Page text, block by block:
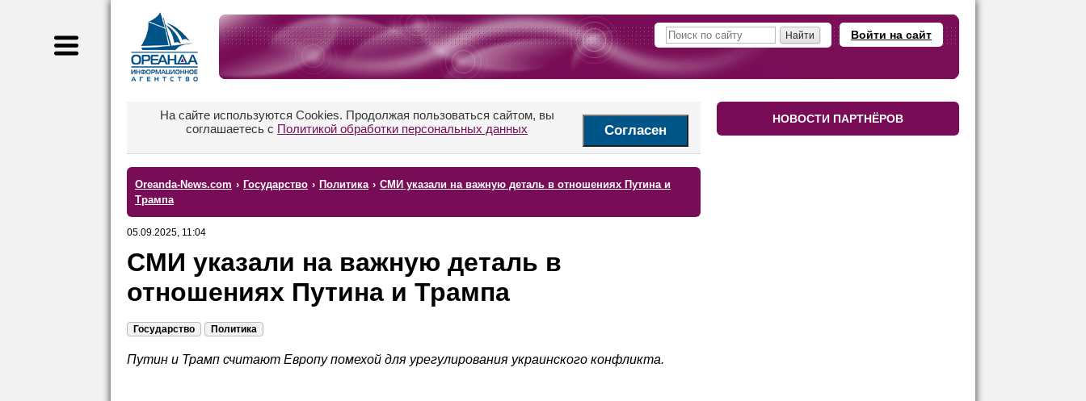
Войти на сайт
На сайте используются Cookies. Продолжая пользоваться сайтом, вы
соглашаетесь с Политикой обработки персональных данных Согласен
Oreanda-News.com › Государство › Политика › СМИ указали на важную деталь в отношениях Путина и
Трампа
05.09.2025, 11:04
СМИ указали на важную деталь в
отношениях Путина и Трампа
Государство Политика
Путин и Трамп считают Европу помехой для урегулирования украинского конфликта.
НОВОСТИ ПАРТНЁРОВ